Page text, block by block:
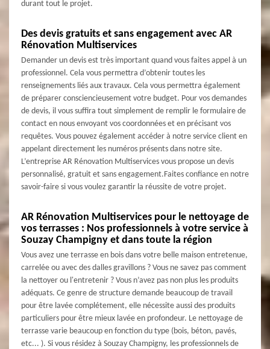
durant tout le projet.
Des devis gratuits et sans engagement avec AR
Rénovation Multiservices
Demander un devis est très important quand vous faites appel à un
professionnel. Cela vous permettra d’obtenir toutes les
renseignements liés aux travaux. Cela vous permettra également
de préparer consciencieusement votre budget. Pour vos demandes
de devis, il vous suffira tout simplement de remplir le formulaire de
contact en nous envoyant vos coordonnées et en précisant vos
requêtes. Vous pouvez également accéder à notre service client en
appelant directement les numéros présents dans notre site.
L’entreprise AR Rénovation Multiservices vous propose un devis
personnalisé, gratuit et sans engagement.Faites confiance en notre
savoir-faire si vous voulez garantir la réussite de votre projet.
AR Rénovation Multiservices pour le nettoyage de
vos terrasses : Nos professionnels à votre service à
Souzay Champigny et dans toute la région
Vous avez une terrasse en bois dans votre belle maison entretenue,
carrelée ou avec des dalles gravillons ? Vous ne savez pas comment
la nettoyer ou l'entretenir ? Vous n’avez pas non plus les produits
adéquats. Ce genre de structure demande beaucoup de travail
pour être lavée complétement, elle nécessite aussi des produits
particuliers pour être mieux lavée en profondeur. Le nettoyage de
terrasse varie beaucoup en fonction du type (bois, béton, pavés,
etc... ). Si vous résidez à Souzay Champigny, les professionnels de